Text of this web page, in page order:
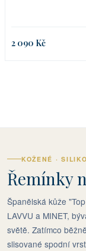
2 090 Kč
KOŽENÉ ·
Řemínky
Španělská kůže
LAVVU a MINET,
světě. Zatímco
slisované spodní